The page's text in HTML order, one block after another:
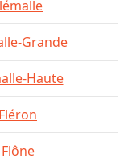
Grande
Haute